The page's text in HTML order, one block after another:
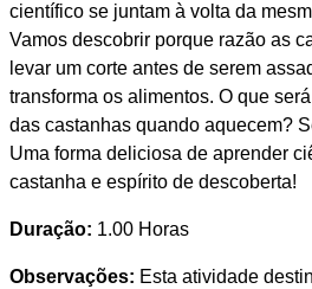
científico se juntam à volta da
Vamos descobrir porque razão as
levar um corte antes de serem
transforma os alimentos. O que
das castanhas quando aquecem?
Uma forma deliciosa de aprender
castanha e espírito de descoberta!
Duração: 1.00 Horas
Observações: Esta atividade